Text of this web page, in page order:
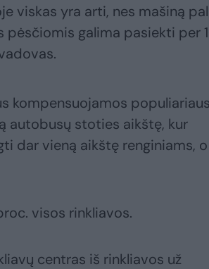
viskas yra arti, nes mašiną
galima pasiekti per
kompensuojamos
autobusų stoties aikštę, kur
dar vieną aikštę renginiams, o
visos rinkliavos.
centras iš rinkliavos už